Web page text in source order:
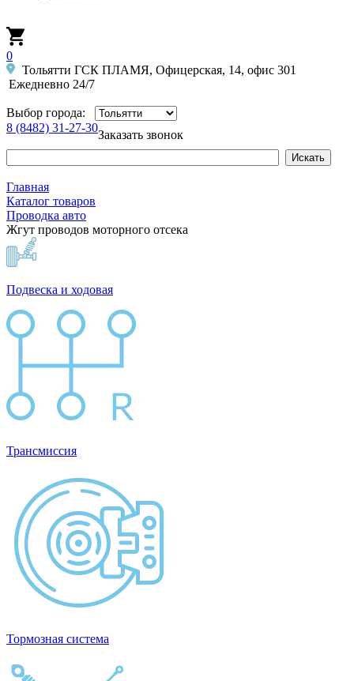
0
Тольятти ГСК ПЛАМЯ, Офицерская, 14, офис 301
Ежедневно 24/7
Выбор города:
8 (8482) 31-27-30
Заказать звонок
Главная
Каталог товаров
Проводка авто
Жгут проводов моторного отсека
Подвеска и ходовая
Трансмиссия
Тормозная система